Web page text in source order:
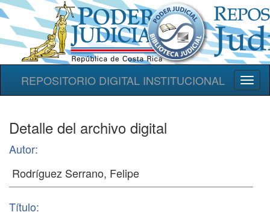
REPOSITORIO DIGITAL INSTITUCIONAL
Detalle del archivo digital
Autor:
Título: